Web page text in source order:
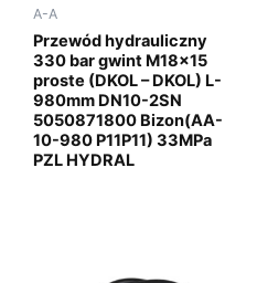
A-A
Przewód hydrauliczny
330 bar gwint M18x15
proste (DKOL – DKOL) L-
980mm DN10-2SN
5050871800 Bizon(AA-
10-980 P11P11) 33MPa
PZL HYDRAL